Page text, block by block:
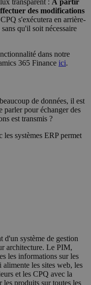
transparent : À partir
des modifications
s'exécutera en arrière-
qu'il soit nécessaire
dans notre
365 Finance ici.
de données, il est
parler pour échanger des
est transmis ?
systèmes ERP permet
d'un système de gestion
architecture. Le PIM,
les informations sur les
les sites web, les
et les CPQ avec la
les produits sur toutes les